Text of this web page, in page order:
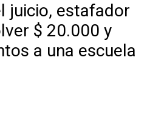
juicio, estafador
$ 20.000 y
a una escuela